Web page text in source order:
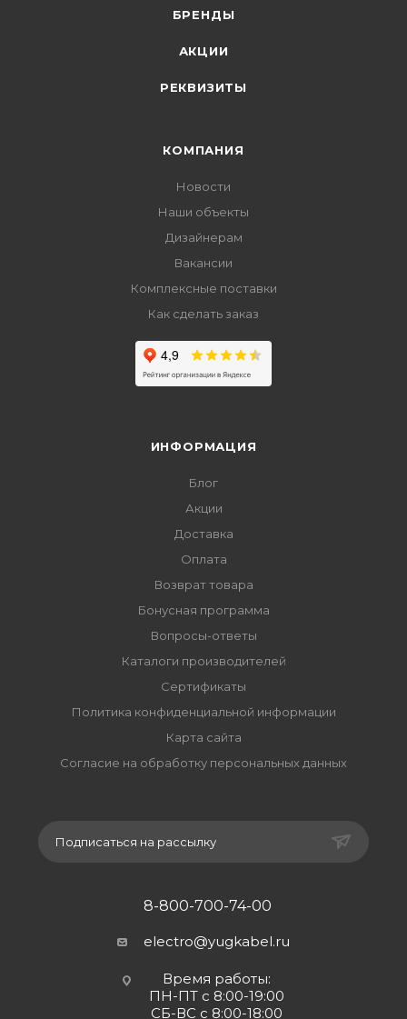
БРЕНДЫ
АКЦИИ
РЕКВИЗИТЫ
КОМПАНИЯ
Новости
Наши объекты
Дизайнерам
Вакансии
Комплексные поставки
Как сделать заказ
ИНФОРМАЦИЯ
Блог
Акции
Доставка
Оплата
Возврат товара
Бонусная программа
Вопросы-ответы
Каталоги производителей
Сертификаты
Политика конфиденциальной информации
Карта сайта
Согласие на обработку персональных данных
Подписаться на рассылку
8-800-700-74-00
electro@yugkabel.ru
Время работы:
ПН-ПТ с 8:00-19:00
СБ-ВС с 8:00-18:00